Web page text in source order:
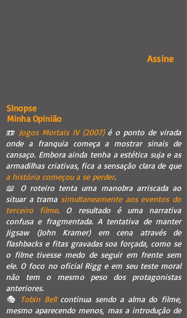
Assine
Sinopse
Minha Opinião
📼 Jogos Mortais IV (2007)é o ponto de virada
onde a franquia começa a mostrar sinais de
cansaço. Embora ainda tenha a estética suja e as
armadilhas criativas, fica a sensação clara de que
a história começou a se perder.
📖 O roteiro tenta uma manobra arriscada ao
situar a trama simultaneamente aos eventos do
terceiro filme. O resultado é uma narrativa
confusa e fragmentada. A tentativa de manter
Jigsaw (John Kramer) em cena através de
flashbacks e fitas gravadas soa forçada, como se
o filme tivesse medo de seguir em frente sem
ele. O foco no oficial Rigg e em seu teste moral
não tem o mesmo peso dos protagonistas
anteriores.
🎭
Tobin Bellcontinua sendo a alma do filme,
mesmo aparecendo menos, mas a introdução de